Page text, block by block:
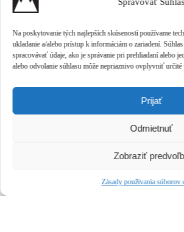
Na poskytovanie tých najlepších skúseností používame
ukladanie a/alebo prístup k informáciám o zariadení.
spracovávať údaje, ako je správanie pri prehliadaní alebo
alebo odvolanie súhlasu môže nepriaznivo ovplyvniť
Prijať
Odmietnuť
Zobraziť
Zásady používania súborov